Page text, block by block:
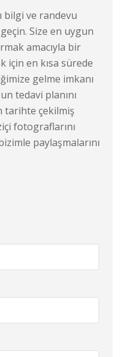
bilgi ve randevu
Size en uygun
amacıyla bir
için en kısa sürede
gelme imkanı
tedavi planını
tarihte çekilmiş
fotograflarını
paylaşmalarını